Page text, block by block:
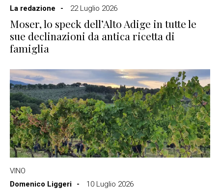
La redazione
22 Luglio 2026
Moser, lo speck dell’Alto Adige in tutte le
sue declinazioni da antica ricetta di
famiglia
VINO
Domenico Liggeri
10 Luglio 2026